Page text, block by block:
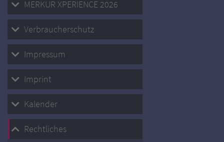
MERKUR XPERIENCE 2026
Verbraucherschutz
Impressum
Imprint
Kalender
Rechtliches